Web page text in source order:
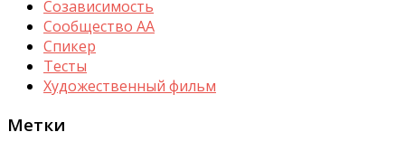
Созависимость
Сообщество АА
Спикер
Тесты
Художественный фильм
Метки